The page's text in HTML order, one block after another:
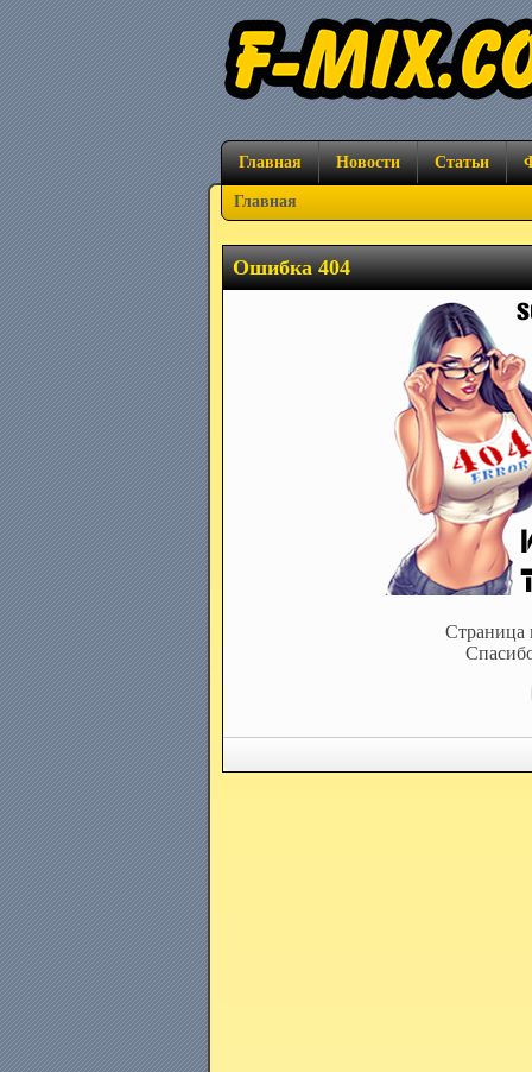
Главная Новости Статьи
Главная
Ошибка 404
Страница